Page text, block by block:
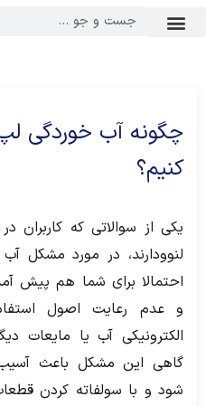
چگونه آب خوردگی لپ
کنیم؟
یکی از سوالاتی که کاربران
لنوودارند، در مورد مشکل
احتمالا برای شما هم پیش
و عدم رعایت اصول
الکترونیکی آب یا مایعات
گاهی این مشکل باعث
شود و با سولفاته کردن